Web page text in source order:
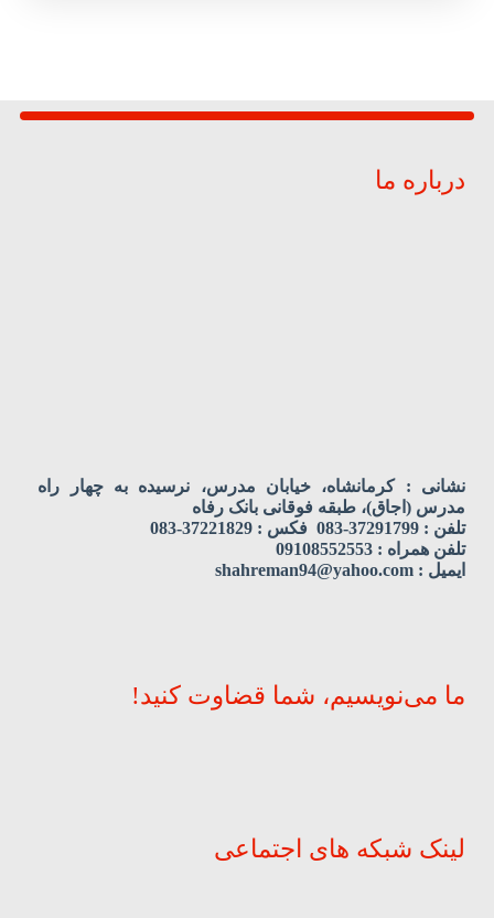
درباره ما
نشانی : کرمانشاه، خیابان مدرس، نرسیده به چهار راه
مدرس (اجاق)، طبقه فوقانی بانک رفاه
تلفن : 37291799-083 فکس : 37221829-083
تلفن همراه : 09108552553
ایمیل : shahreman94@yahoo.com
ما می‌نویسیم، شما قضاوت کنید!
لینک شبکه های اجتماعی